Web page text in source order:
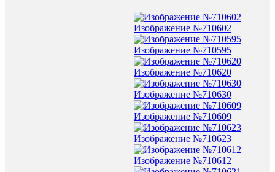
Изображение №710602
Изображение №710595
Изображение №710620
Изображение №710630
Изображение №710609
Изображение №710623
Изображение №710612